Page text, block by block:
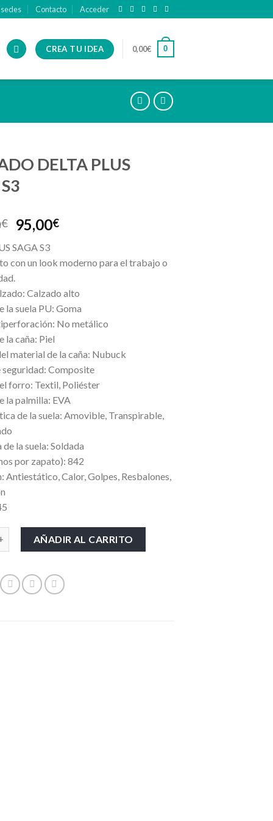
Contacto Acceder
CREA TU IDEA 0,00€ 0
DELTA PLUS
€ 95,00€
SAGA S3
con un look moderno para el trabajo o
Calzado alto
la suela PU: Goma
No metálico
la caña: Piel
material de la caña: Nubuck
seguridad: Composite
forro: Textil, Poliéster
la palmilla: EVA
de la suela: Amovible, Transpirable,
la suela: Soldada
por zapato): 842
Antiestático, Calor, Golpes, Resbalones,
PLUS SAGA S3 cantidad
AÑADIR AL CARRITO